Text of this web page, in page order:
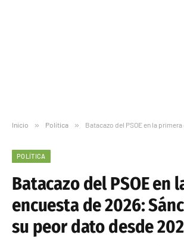
Inicio » Política » Batacazo del PSOE en la primera encuesta de 2026:
POLÍTICA
Batacazo del PSOE en
encuesta de 2026:
su peor dato desde